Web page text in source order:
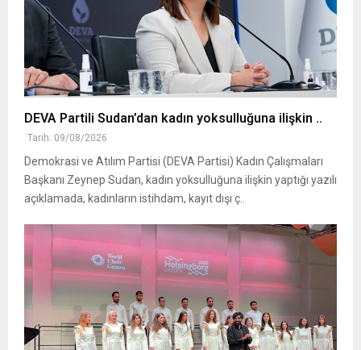
DEVA Partili Sudan’dan kadın yoksulluğuna ilişkin ..
Tarih: 09/08/2026
Demokrasi ve Atılım Partisi (DEVA Partisi) Kadın Çalışmaları
Başkanı Zeynep Sudan, kadın yoksulluğuna ilişkin yaptığı yazılı
açıklamada, kadınların istihdam, kayıt dışı ç..